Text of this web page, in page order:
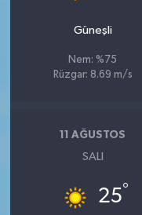
Güneşli
Nem: %75
Rüzgar: 8.69 m/s
11 AĞUSTOS
SALI
25°